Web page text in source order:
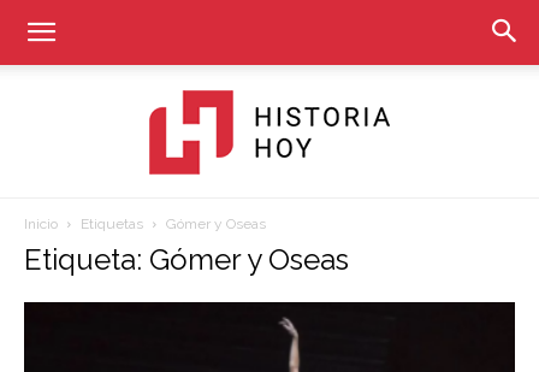
Hoy
Inicio Etiquetas Gómer y Oseas
Etiqueta: Gómer y Oseas